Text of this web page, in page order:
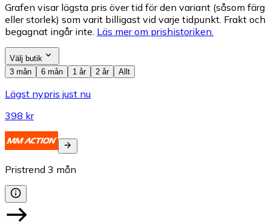
Grafen visar lägsta pris över tid för den variant (såsom färg
eller storlek) som varit billigast vid varje tidpunkt. Frakt och
begagnat ingår inte. Läs mer om prishistoriken.
Välj butik
3 mån
6 mån 1 år 2 år Allt
Lägst nypris just nu
398 kr
Pristrend 3 mån